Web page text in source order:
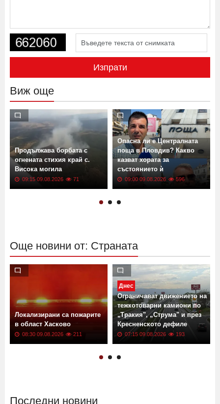
Изпрати
Виж още
Продължава борбата с
огнената стихия край с.
Висока могила
09:15 09.08.2026 71
Опасна ли е Централната
поща в Пловдив? Какво
казват хората за
състоянието ѝ
09:00 09.08.2026 596
Още новини от: Страната
Локализирани са пожарите
в област Хасково
08:30 09.08.2026 211
Днес
Ограничават движението на
тежкотоварни камиони по
„Тракия", „Струма" и през
Кресненското дефиле
07:15 09.08.2026 193
Последни новини